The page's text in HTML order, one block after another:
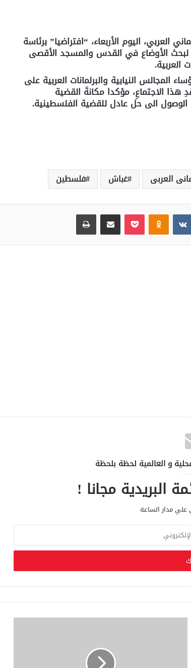
العربي، اليوم الأربعاء، “افتراضيا” برئاسة
لبحث الأوضاع في القدس والمسجد الأقصى
العربية.
المجالس النيابية والبرلمانات العربية على
هذا الاجتماعِ، مؤكدا مكانةَ القضية
الى حل عادل للقضية الفلسطينية.
العربى غباش فلسطين
بوكيت
و العالمية لحظة بلحظة
البريدية مجانا !